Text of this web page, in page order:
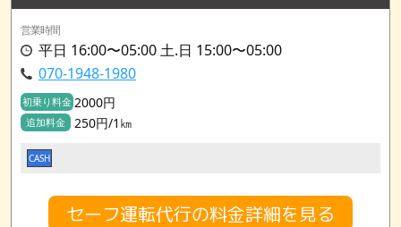
営業時間
平日 16:00〜05:00 土.日 15:00〜05:00
070-1948-1980
初乗り料金 2000円
追加料金 250円/1㎞
CASH
セーフ運転代行の料金詳細を見る